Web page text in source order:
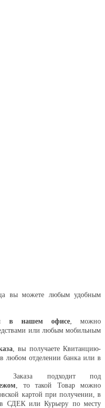
вы можете любым удобным
в нашем офисе, можно
или любым мобильным
, вы получаете Квитанцию-
любом отделении банка или в
Заказа подходит под
, то такой Товар можно
картой при получении, в
СДЕК или Курьеру по месту